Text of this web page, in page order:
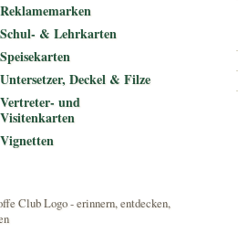
Reklamemarken
Schul- & Lehrkarten
Speisekarten
Untersetzer, Deckel & Filze
Vertreter- und
Visitenkarten
Vignetten